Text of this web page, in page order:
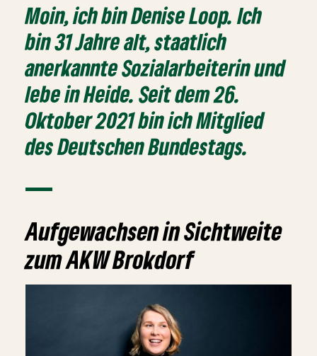
Moin, ich bin Denise Loop. Ich
bin 31 Jahre alt, staatlich
anerkannte Sozialarbeiterin und
lebe in Heide. Seit dem 26.
Oktober 2021 bin ich Mitglied
des Deutschen Bundestags.
Aufgewachsen in Sichtweite
zum AKW Brokdorf